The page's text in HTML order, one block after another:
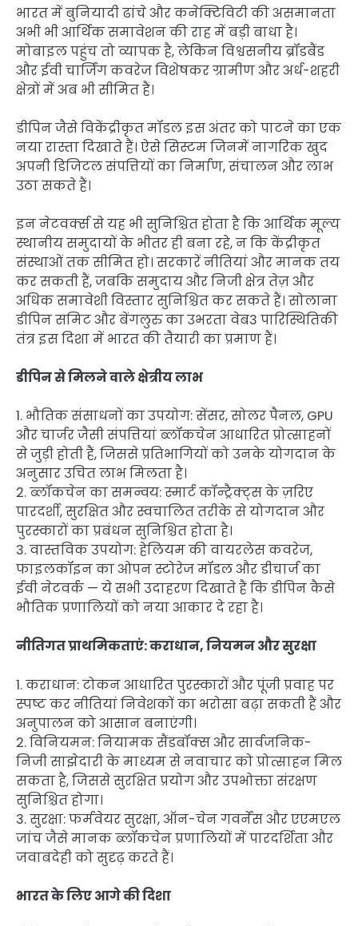
भारत में बुनियादी ढांचे और कनेक्टिविटी की असमानता
अभी भी आर्थिक समावेशन की राह में बड़ी बाधा है।
मोबाइल पहुंच तो व्यापक है, लेकिन विश्वसनीय ब्रॉडबैंड
और ईवी चार्जिंग कवरेज विशेषकर ग्रामीण और अर्ध-शहरी
क्षेत्रों में अब भी सीमित हैं।
डीपिन जैसे विकेंद्रीकृत मॉडल इस अंतर को पाटने का एक
नया रास्ता दिखाते हैं। ऐसे सिस्टम जिनमें नागरिक खुद
अपनी डिजिटल संपत्तियों का निर्माण, संचालन और लाभ
उठा सकते हैं।
इन नेटवर्क्स से यह भी सुनिश्चित होता है कि आर्थिक मूल्य
स्थानीय समुदायों के भीतर ही बना रहे, न कि केंद्रीकृत
संस्थाओं तक सीमित हो। सरकारें नीतियां और मानक तय
कर सकती हैं, जबकि समुदाय और निजी क्षेत्र तेज़ और
अधिक समावेशी विस्तार सुनिश्चित कर सकते हैं। सोलाना
डीपिन समिट और बेंगलुरु का उभरता वेब3 पारिस्थितिकी
तंत्र इस दिशा में भारत की तैयारी का प्रमाण हैं।
डीपिन से मिलने वाले क्षेत्रीय लाभ
1. भौतिक संसाधनों का उपयोग: सेंसर, सोलर पैनल, GPU
और चार्जर जैसी संपत्तियां ब्लॉकचेन आधारित प्रोत्साहनों
से जुड़ी होती हैं, जिससे प्रतिभागियों को उनके योगदान के
अनुसार उचित लाभ मिलता है।
2. ब्लॉकचेन का समन्वय: स्मार्ट कॉन्ट्रैक्ट्स के ज़रिए
पारदर्शी, सुरक्षित और स्वचालित तरीके से योगदान और
पुरस्कारों का प्रबंधन सुनिश्चित होता है।
3. वास्तविक उपयोग: हेलियम की वायरलेस कवरेज,
फाइलकॉइन का ओपन स्टोरेज मॉडल और डीचार्ज का
ईवी नेटवर्क — ये सभी उदाहरण दिखाते हैं कि डीपिन कैसे
भौतिक प्रणालियों को नया आकार दे रहा है।
नीतिगत प्राथमिकताएं: कराधान, नियमन और सुरक्षा
1. कराधान: टोकन आधारित पुरस्कारों और पूंजी प्रवाह पर
स्पष्ट कर नीतियां निवेशकों का भरोसा बढ़ा सकती हैं और
अनुपालन को आसान बनाएंगी।
2. विनियमन: नियामक सैंडबॉक्स और सार्वजनिक-
निजी साझेदारी के माध्यम से नवाचार को प्रोत्साहन मिल
सकता है, जिससे सुरक्षित प्रयोग और उपभोक्ता संरक्षण
सुनिश्चित होगा।
3. सुरक्षा: फर्मवेयर सुरक्षा, ऑन-चेन गवर्नेंस और एएमएल
जांच जैसे मानक ब्लॉकचेन प्रणालियों में पारदर्शिता और
जवाबदेही को सुदृढ़ करते हैं।
भारत के लिए आगे की दिशा